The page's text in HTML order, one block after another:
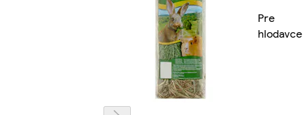
Pre
hlodavce